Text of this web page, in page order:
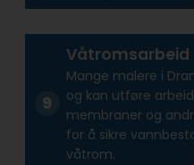
Våtromsarbeid
Mange malere i
og kan utføre
membraner og
for å sikre
våtrom.